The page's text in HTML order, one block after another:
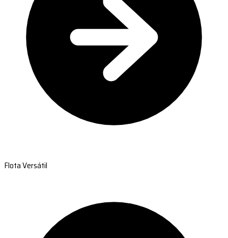
Flota Versátil